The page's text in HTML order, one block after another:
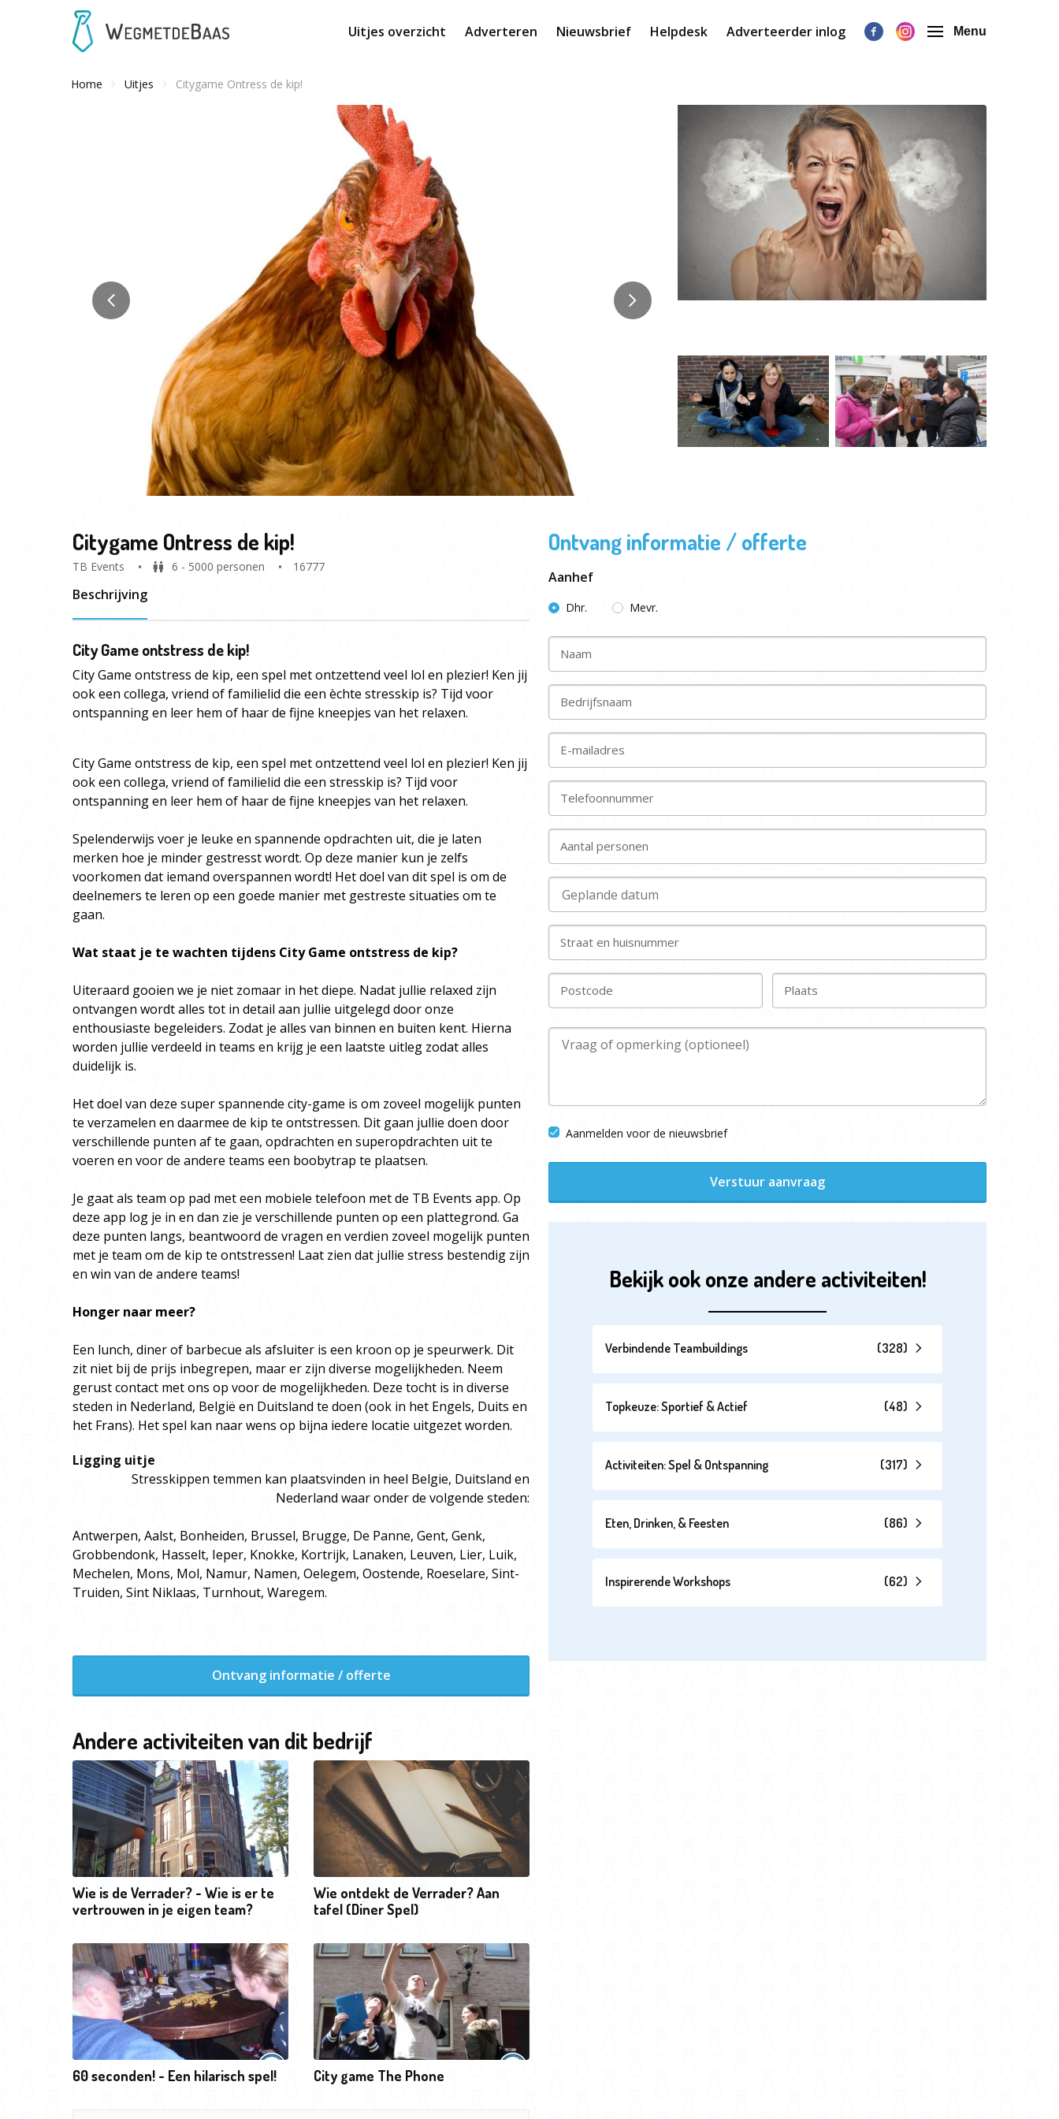
Uitjes overzicht Adverteren Nieuwsbrief Helpdesk Adverteerder inlog Menu
Home Uitjes Citygame Ontress de kip!
Citygame Ontress de kip!
TB Events 6 - 5000 personen 16777
Beschrijving
City Game ontstress de kip!
City Game ontstress de kip, een spel met ontzettend veel lol en plezier! Ken jij
ook een collega, vriend of familielid die een èchte stresskip is? Tijd voor
ontspanning en leer hem of haar de fijne kneepjes van het relaxen.
City Game ontstress de kip, een spel met ontzettend veel lol en plezier! Ken jij
ook een collega, vriend of familielid die een stresskip is? Tijd voor
ontspanning en leer hem of haar de fijne kneepjes van het relaxen.
Spelenderwijs voer je leuke en spannende opdrachten uit, die je laten
merken hoe je minder gestresst wordt. Op deze manier kun je zelfs
voorkomen dat iemand overspannen wordt! Het doel van dit spel is om de
deelnemers te leren op een goede manier met gestreste situaties om te
gaan.
Wat staat je te wachten tijdens City Game ontstress de kip?
Uiteraard gooien we je niet zomaar in het diepe. Nadat jullie relaxed zijn
ontvangen wordt alles tot in detail aan jullie uitgelegd door onze
enthousiaste begeleiders. Zodat je alles van binnen en buiten kent. Hierna
worden jullie verdeeld in teams en krijg je een laatste uitleg zodat alles
duidelijk is.
Het doel van deze super spannende city-game is om zoveel mogelijk punten
te verzamelen en daarmee de kip te ontstressen. Dit gaan jullie doen door
verschillende punten af te gaan, opdrachten en superopdrachten uit te
voeren en voor de andere teams een boobytrap te plaatsen.
Je gaat als team op pad met een mobiele telefoon met de TB Events app. Op
deze app log je in en dan zie je verschillende punten op een plattegrond. Ga
deze punten langs, beantwoord de vragen en verdien zoveel mogelijk punten
met je team om de kip te ontstressen! Laat zien dat jullie stress bestendig zijn
en win van de andere teams!
Honger naar meer?
Een lunch, diner of barbecue als afsluiter is een kroon op je speurwerk. Dit
zit niet bij de prijs inbegrepen, maar er zijn diverse mogelijkheden. Neem
gerust contact met ons op voor de mogelijkheden. Deze tocht is in diverse
steden in Nederland, België en Duitsland te doen (ook in het Engels, Duits en
het Frans). Het spel kan naar wens op bijna iedere locatie uitgezet worden.
Ligging uitje
Stresskippen temmen kan plaatsvinden in heel Belgie, Duitsland en
Nederland waar onder de volgende steden:
Antwerpen, Aalst, Bonheiden, Brussel, Brugge, De Panne, Gent, Genk,
Grobbendonk, Hasselt, Ieper, Knokke, Kortrijk, Lanaken, Leuven, Lier, Luik,
Mechelen, Mons, Mol, Namur, Namen, Oelegem, Oostende, Roeselare, Sint-
Truiden, Sint Niklaas, Turnhout, Waregem.
Ontvang informatie / offerte
Andere activiteiten van dit bedrijf
Wie is de Verrader? - Wie is er te
vertrouwen in je eigen team?
Wie ontdekt de Verrader? Aan
tafel (Diner Spel)
60 seconden! - Een hilarisch spel! City game The Phone
Ontvang informatie / offerte
Aanhef
Dhr. Mevr.
Naam
Bedrijfsnaam
E-mailadres
Telefoonnummer
Aantal personen
Straat en huisnummer
Postcode Plaats
Aanmelden voor de nieuwsbrief
Verstuur aanvraag
Bekijk ook onze andere activiteiten!
Verbindende Teambuildings (328)
Topkeuze: Sportief & Actief (48)
Activiteiten: Spel & Ontspanning (317)
Eten, Drinken, & Feesten (86)
Inspirerende Workshops (62)